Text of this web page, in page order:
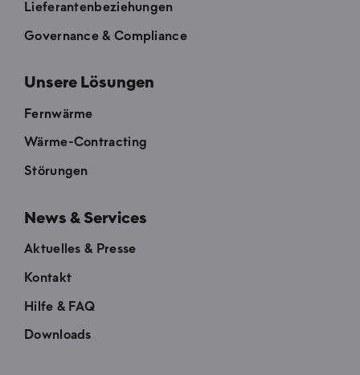
Lieferantenbeziehungen
Governance & Compliance
Unsere Lösungen
Fernwärme
Wärme-Contracting
Störungen
News & Services
Aktuelles & Presse
Kontakt
Hilfe & FAQ
Downloads